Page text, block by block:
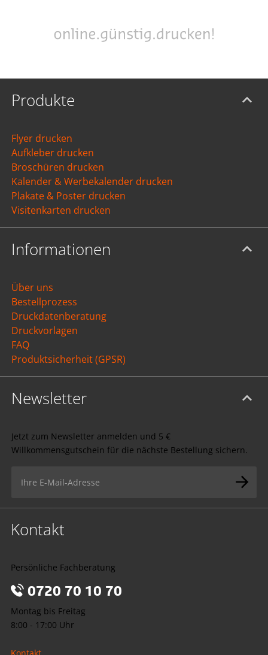
Produkte
Flyer drucken
Aufkleber drucken
Broschüren drucken
Kalender & Werbekalender drucken
Plakate & Poster drucken
Visitenkarten drucken
Informationen
Über uns
Bestellprozess
Druckdatenberatung
Druckvorlagen
FAQ
Produktsicherheit (GPSR)
Newsletter
Jetzt zum Newsletter anmelden und 5 €
Willkommensgutschein für die nächste Bestellung sichern.
Kontakt
Persönliche Fachberatung
0720 70 10 70
Montag bis Freitag
8:00 - 17:00 Uhr
Kontakt